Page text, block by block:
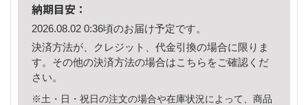
納期目安：
2026.08.02 0:36頃のお届け予定です。
決済方法が、クレジット、代金引換の場合に限りま
す。その他の決済方法の場合はこちら をご確認くだ
さい。
※土・日・祝日の注文の場合や在庫状況によって、商品